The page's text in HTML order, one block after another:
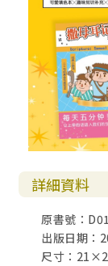
詳細資料
原書號：
出版日期：
尺寸：